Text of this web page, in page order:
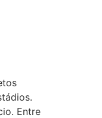
Entre